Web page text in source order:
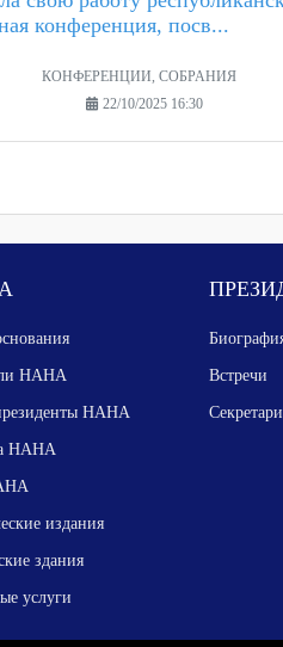
конференция, посв...
КОНФЕРЕНЦИИ, СОБРАНИЯ
22/10/2025 16:30
НАНА
НАНА
НАНА
издания
здания
услуги
Встречи